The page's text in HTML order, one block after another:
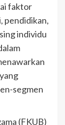
faktor
pendidikan,
individu
segmen
(FKUB)